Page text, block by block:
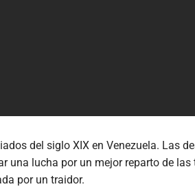
del siglo XIX en Venezuela. Las
lucha por un mejor reparto de las
por un traidor.